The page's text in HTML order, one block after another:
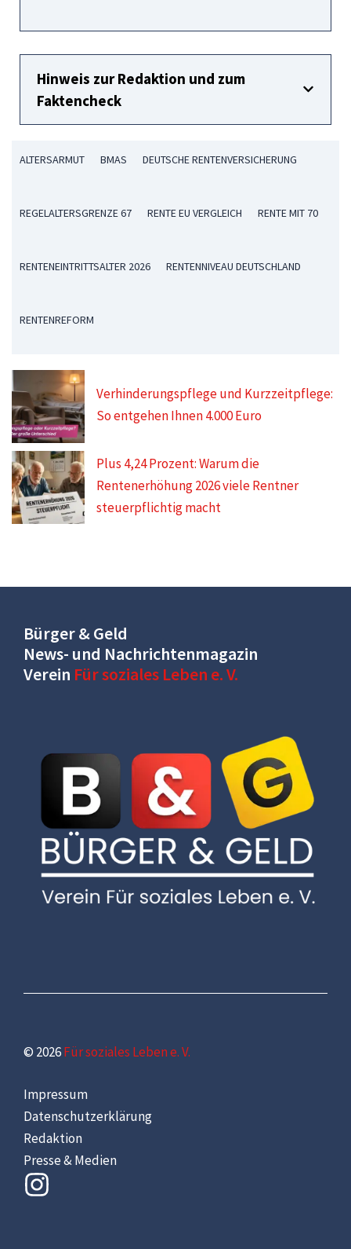
Hinweis zur Redaktion und zum
Faktencheck
ALTERSARMUT BMAS DEUTSCHE RENTENVERSICHERUNG
REGELALTERSGRENZE 67 RENTE EU VERGLEICH RENTE MIT 70
RENTENEINTRITTSALTER 2026 RENTENNIVEAU DEUTSCHLAND
RENTENREFORM
Verhinderungspflege und Kurzzeitpflege:
So entgehen Ihnen 4.000 Euro
Plus 4,24 Prozent: Warum die
Rentenerhöhung 2026 viele Rentner
steuerpflichtig macht
Bürger & Geld
News- und Nachrichtenmagazin
Verein Für soziales Leben e. V.
© 2026Für soziales Leben e. V.
Impressum
Datenschutzerklärung
Redaktion
Presse & Medien